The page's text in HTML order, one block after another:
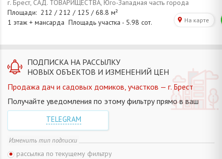
ПОДПИСКА НА РАССЫЛКУ
НОВЫХ ОБЪЕКТОВ И ИЗМЕНЕНИЙ ЦЕН
Продажа дач и садовых домиков, участков — г. Брест
Получайте уведомления по этому фильтру прямо в ваш
TELEGRAM
Изменить тип подписки
рассылка по текущему фильтру